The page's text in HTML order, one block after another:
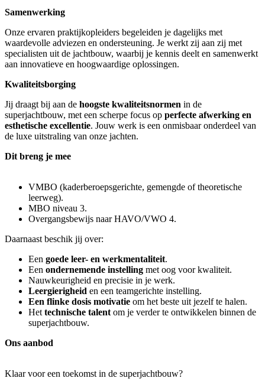
Samenwerking
Onze ervaren praktijkopleiders begeleiden je dagelijks met
waardevolle adviezen en ondersteuning. Je werkt zij aan zij met
specialisten uit de jachtbouw, waarbij je kennis deelt en samenwerkt
aan innovatieve en hoogwaardige oplossingen.
Kwaliteitsborging
Jij draagt bij aan de hoogste kwaliteitsnormen in de
superjachtbouw, met een scherpe focus op perfecte afwerking en
esthetische excellentie. Jouw werk is een onmisbaar onderdeel van
de luxe uitstraling van onze jachten.
Dit breng je mee
VMBO (kaderberoepsgerichte, gemengde of theoretische
leerweg).
MBO niveau 3.
Overgangsbewijs naar HAVO/VWO 4.
Daarnaast beschik jij over:
Een goede leer- en werkmentaliteit.
Een ondernemende instelling met oog voor kwaliteit.
Nauwkeurigheid en precisie in je werk.
Leergierigheid en een teamgerichte instelling.
Een flinke dosis motivatie om het beste uit jezelf te halen.
Het technische talent om je verder te ontwikkelen binnen de
superjachtbouw.
Ons aanbod
Klaar voor een toekomst in de superjachtbouw?